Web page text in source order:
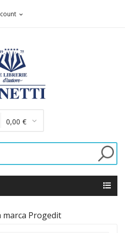
expand_more
0,00 €
marca Progedit